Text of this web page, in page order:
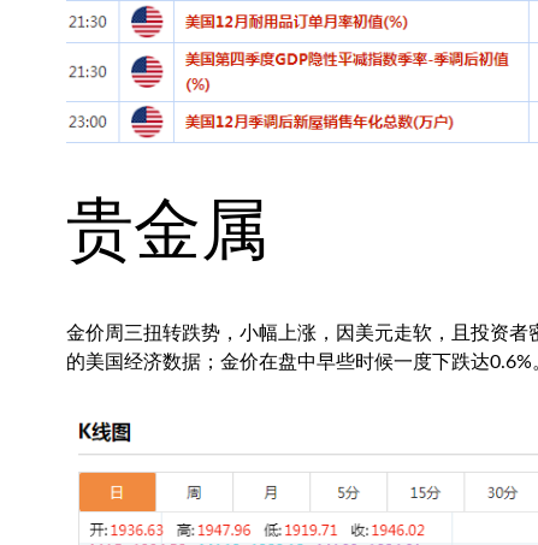
贵金属
金价周三扭转跌势，小幅上涨，因美元走软，且投资
的美国经济数据；金价在盘中早些时候一度下跌达0.6%